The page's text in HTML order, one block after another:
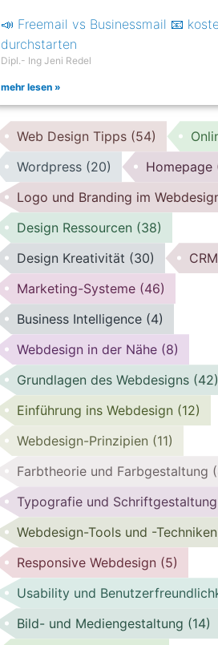
📣 Freemail vs Businessmail 📧
durchstarten
Dipl.- Ing Jeni Redel
mehr lesen »
Web Design Tipps (54)
Wordpress (20) Homepage
Logo und Branding im
Design Ressourcen (38)
Design Kreativität (30)
Marketing-Systeme (46)
Business Intelligence (4)
Webdesign in der Nähe (8)
Grundlagen des Webdesigns (42)
Einführung ins Webdesign (12)
Webdesign-Prinzipien (11)
Farbtheorie und Farbgestaltung
Typografie und Schriftgestaltung
Webdesign-Tools und -Techniken
Responsive Webdesign (5)
Usability und
Bild- und Mediengestaltung (14)